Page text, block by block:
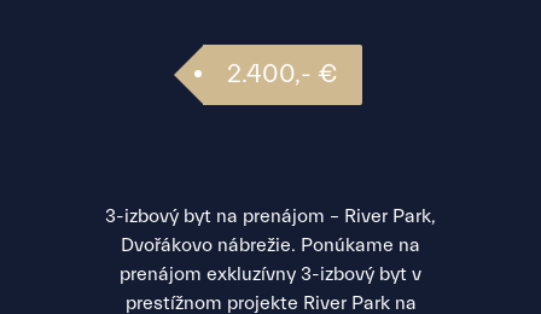
2.400,- €
3-izbový byt na prenájom – River Park,
Dvořákovo nábrežie. Ponúkame na
prenájom exkluzívny 3-izbový byt v
prestížnom projekte River Park na